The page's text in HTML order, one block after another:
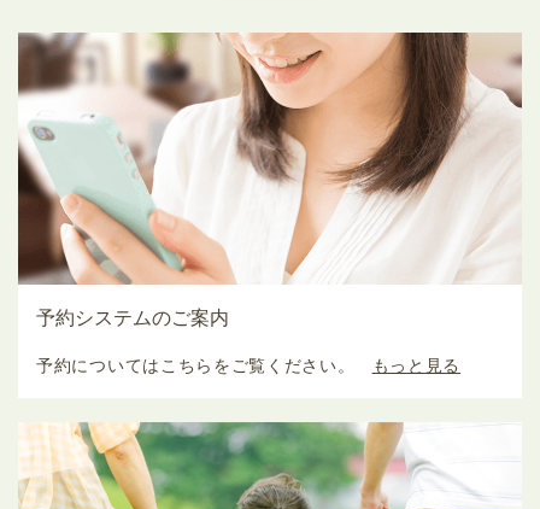
予約システムのご案内
予約についてはこちらをご覧ください。 もっと見る